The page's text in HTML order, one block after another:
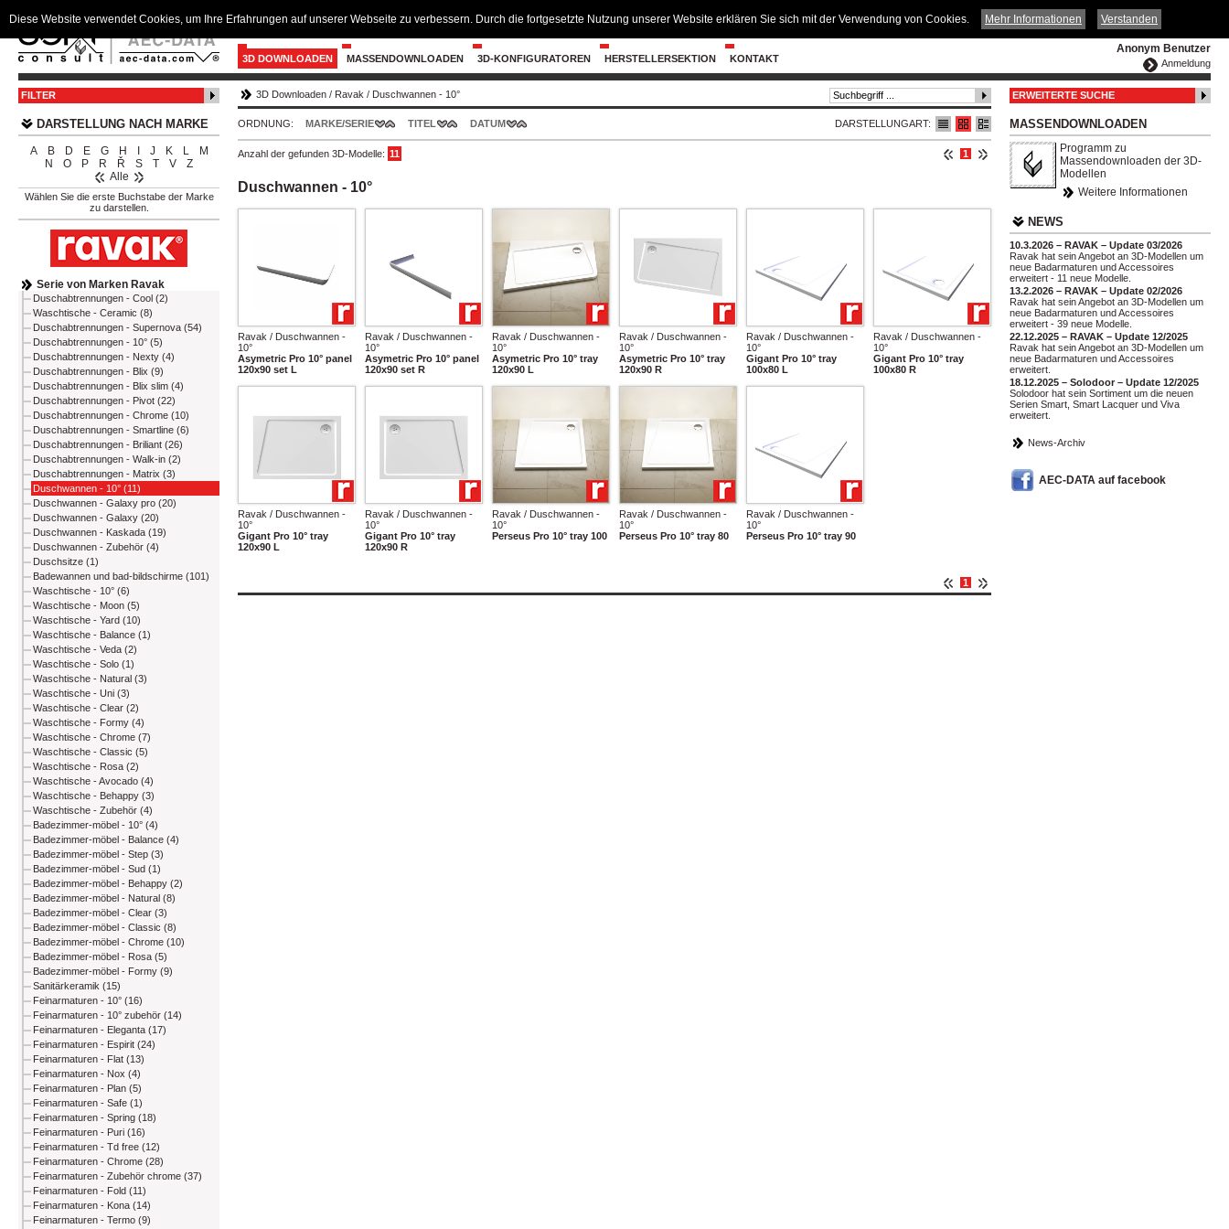
ČESKY ENGLISH DEUTSCH
Anonym Benutzer
Anmeldung
3D DOWNLOADEN MASSENDOWNLOADEN 3D-KONFIGURATOREN HERSTELLERSEKTION KONTAKT
FILTER
DARSTELLUNG NACH MARKE
A B D E G H J K L
M
N
O P R Ř S T V
Z
Alle
Wählen Sie die erste Buchstabe der Marke
zu darstellen.
Serie von Marken Ravak
Duschabtrennungen - Cool (2)
Waschtische - Ceramic (8)
Duschabtrennungen - Supernova (54)
Duschabtrennungen - 10° (5)
Duschabtrennungen - Nexty (4)
Duschabtrennungen - Blix (9)
Duschabtrennungen - Blix slim (4)
Duschabtrennungen - Pivot (22)
Duschabtrennungen - Chrome (10)
Duschabtrennungen - Smartline (6)
Duschabtrennungen - Briliant (26)
Duschabtrennungen - Walk-in (2)
Duschabtrennungen - Matrix (3)
Duschwannen - 10° (11)
Duschwannen - Galaxy pro (20)
Duschwannen - Galaxy (20)
Duschwannen - Kaskada (19)
Duschwannen - Zubehör (4)
Duschsitze (1)
Badewannen und bad-bildschirme (101)
Waschtische - 10° (6)
Waschtische - Moon (5)
Waschtische - Yard (10)
Waschtische - Balance (1)
Waschtische - Veda (2)
Waschtische - Solo (1)
Waschtische - Natural (3)
Waschtische - Uni (3)
Waschtische - Clear (2)
Waschtische - Formy (4)
Waschtische - Chrome (7)
Waschtische - Classic (5)
Waschtische - Rosa (2)
Waschtische - Avocado (4)
Waschtische - Behappy (3)
Waschtische - Zubehör (4)
Badezimmer-möbel - 10° (4)
Badezimmer-möbel - Balance (4)
Badezimmer-möbel - Step (3)
Badezimmer-möbel - Sud (1)
Badezimmer-möbel - Behappy (2)
Badezimmer-möbel - Natural (8)
Badezimmer-möbel - Clear (3)
Badezimmer-möbel - Classic (8)
Badezimmer-möbel - Chrome (10)
Badezimmer-möbel - Rosa (5)
Badezimmer-möbel - Formy (9)
Sanitärkeramik (15)
Feinarmaturen - 10° (16)
Feinarmaturen - 10° zubehör (14)
Feinarmaturen - Eleganta (17)
Feinarmaturen - Espirit (24)
Feinarmaturen - Flat (13)
Feinarmaturen - Nox (4)
Feinarmaturen - Plan (5)
Feinarmaturen - Safe (1)
Feinarmaturen - Spring (18)
Feinarmaturen - Puri (16)
Feinarmaturen - Td free (12)
Feinarmaturen - Chrome (28)
Feinarmaturen - Zubehör chrome (37)
Feinarmaturen - Fold (11)
Feinarmaturen - Kona (14)
Feinarmaturen - Termo (9)
3D Downloaden / Ravak / Duschwannen - 10°
DARSTELLUNGART:
ORDNUNG: MARKE/SERIE TITEL DATUM
1
Anzahl der gefunden 3D-Modelle: 11
Duschwannen - 10°
Ravak / Duschwannen -
10°
Asymetric Pro 10° panel
120x90 set L
Ravak / Duschwannen -
10°
Asymetric Pro 10° panel
120x90 set R
Ravak / Duschwannen -
10°
Asymetric Pro 10° tray
120x90 L
Ravak / Duschwannen -
10°
Asymetric Pro 10° tray
120x90 R
Ravak / Duschwannen -
10°
Gigant Pro 10° tray
100x80 L
Ravak / Duschwannen -
10°
Gigant Pro 10° tray
100x80 R
Ravak / Duschwannen -
10°
Gigant Pro 10° tray
120x90 L
Ravak / Duschwannen -
10°
Gigant Pro 10° tray
120x90 R
Ravak / Duschwannen -
10°
Perseus Pro 10° tray 100
Ravak / Duschwannen -
10°
Perseus Pro 10° tray 80
Ravak / Duschwannen -
10°
Perseus Pro 10° tray 90
1
ERWEITERTE SUCHE
MASSENDOWNLOADEN
Programm zu
Massendownloaden der 3D-
Modellen
Weitere Informationen
NEWS
10.3.2026 – RAVAK – Update 03/2026
Ravak hat sein Angebot an 3D-Modellen um
neue Badarmaturen und Accessoires
erweitert - 11 neue Modelle.
13.2.2026 – RAVAK – Update 02/2026
Ravak hat sein Angebot an 3D-Modellen um
neue Badarmaturen und Accessoires
erweitert - 39 neue Modelle.
22.12.2025 – RAVAK – Update 12/2025
Ravak hat sein Angebot an 3D-Modellen um
neue Badarmaturen und Accessoires
erweitert.
18.12.2025 – Solodoor – Update 12/2025
Solodoor hat sein Sortiment um die neuen
Serien Smart, Smart Lacquer und Viva
erweitert.
News-Archiv
AEC-DATA auf facebook
Diese Website verwendet Cookies, um Ihre Erfahrungen auf unserer Webseite zu verbessern. Durch die fortgesetzte Nutzung unserer Website erklären Sie sich mit der Verwendung von Cookies. Mehr Informationen Verstanden